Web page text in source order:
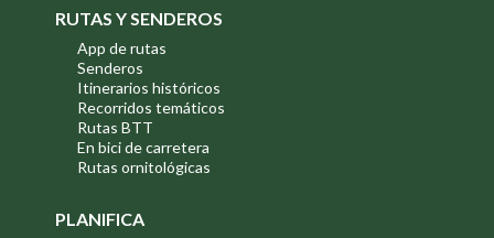
RUTAS Y SENDEROS
App de rutas
Senderos
Itinerarios históricos
Recorridos temáticos
Rutas BTT
En bici de carretera
Rutas ornitológicas
PLANIFICA